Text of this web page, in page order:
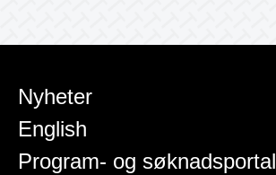
Nyheter
English
Program- og søknadsportal